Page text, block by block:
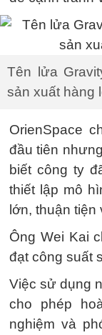
Tên lửa
sản xuất hàng
OrienSpace
đầu tiên
biết công ty
thiết lập mô
lớn, thuận tiện
Ông Wei Kai
đạt công suất
Việc sử dụng
cho phép
nghiệm và